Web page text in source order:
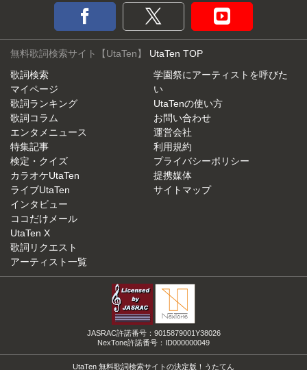
無料歌詞検索サイト【UtaTen】 UtaTen TOP
歌詞検索
マイページ
歌詞ランキング
歌詞コラム
エンタメニュース
特集記事
検定・クイズ
カラオケUtaTen
ライブUtaTen
インタビュー
ココだけメール
UtaTen X
歌詞リクエスト
アーティスト一覧
学園祭にアーティストを呼びた
い
UtaTenの使い方
お問い合わせ
運営会社
利用規約
プライバシーポリシー
提携媒体
サイトマップ
JASRAC許諾番号：9015879001Y38026
NexTone許諾番号：ID000000049
UtaTen 無料歌詞検索サイトの決定版！うたてん